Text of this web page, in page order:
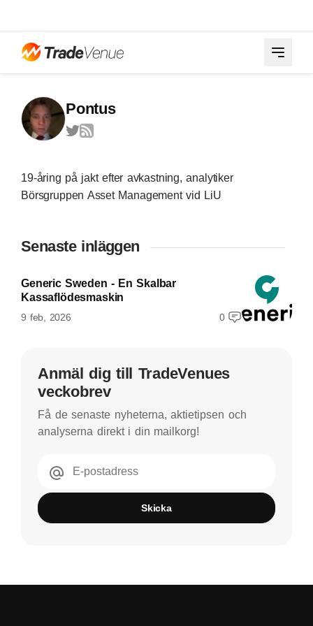
Pontus
19-åring på jakt efter avkastning, analytiker
Börsgruppen Asset Management vid LiU
Senaste inläggen
Generic Sweden - En Skalbar
Kassaflödesmaskin
9 feb, 2026 0
Anmäl dig till TradeVenues
veckobrev
Få de senaste nyheterna, aktietipsen och
analyserna direkt i din mailkorg!
E-postadress
Skicka